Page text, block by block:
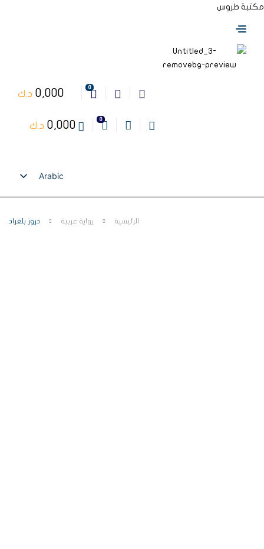
مكتبة طروس
0
0,000 د.ك
0
0,000 د.ك
Arabic
English
الرئيسية رواية عربية دروز بلغراد